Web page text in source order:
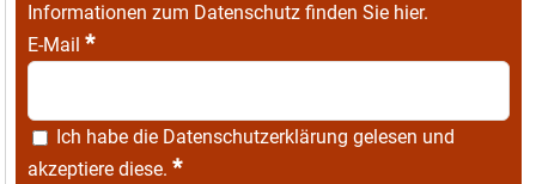
Informationen zum Datenschutz finden Sie hier.
E-Mail *
Ich habe die Datenschutzerklärung gelesen und
akzeptiere diese. *